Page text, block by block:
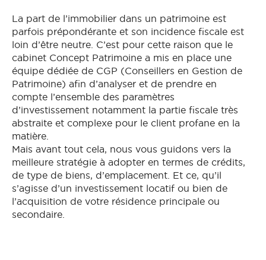
La part de l’immobilier dans un patrimoine est
parfois prépondérante et son incidence fiscale est
loin d’être neutre. C’est pour cette raison que le
cabinet Concept Patrimoine a mis en place une
équipe dédiée de CGP (Conseillers en Gestion de
Patrimoine) afin d’analyser et de prendre en
compte l’ensemble des paramètres
d’investissement notamment la partie fiscale très
abstraite et complexe pour le client profane en la
matière.
Mais avant tout cela, nous vous guidons vers la
meilleure stratégie à adopter en termes de crédits,
de type de biens, d’emplacement. Et ce, qu’il
s’agisse d’un investissement locatif ou bien de
l’acquisition de votre résidence principale ou
secondaire.